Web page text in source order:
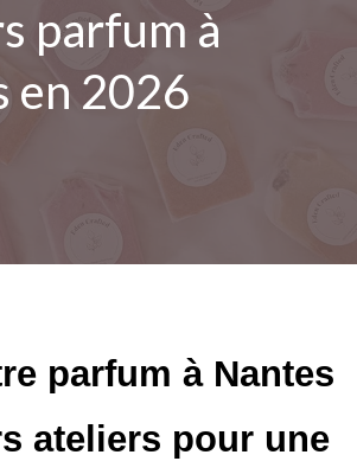
parfum à
en 2026
parfum à Nantes
ateliers pour une